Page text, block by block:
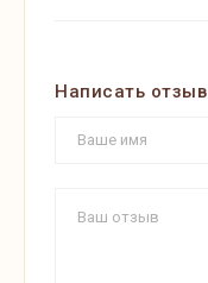
Написать отзыв